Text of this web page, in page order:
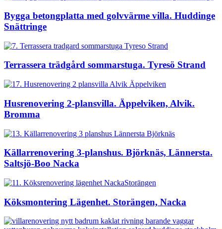
Bygga betongplatta med golvvärme villa. Huddinge
Snättringe
Terrassera trädgård sommarstuga. Tyresö Strand
Husrenovering 2-plansvilla. Äppelviken, Alvik.
Bromma
Källarrenovering 3-planshus. Björknäs, Lännersta.
Saltsjö-Boo Nacka
Köksmontering Lägenhet. Storängen, Nacka